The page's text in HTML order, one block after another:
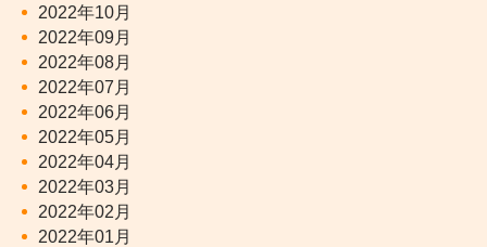
2022年10月
2022年09月
2022年08月
2022年07月
2022年06月
2022年05月
2022年04月
2022年03月
2022年02月
2022年01月